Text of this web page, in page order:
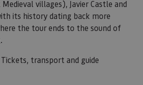
villages), Javier Castle and
its history dating back more
the tour ends to the sound of
transport and guide